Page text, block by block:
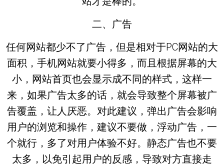
二、广告
任何网站都少不了广告，但是相对于PC网站的大
面积，手机网站就要小得多，而且根据屏幕的大
小，网站首页也会显示成不同的样式，这样一
来，如果广告太多的话，就会导致整个屏幕被广
告覆盖，让人厌恶。对此建议，弹出广告会影响
用户的浏览和操作，建议不要做，浮动广告，一
个就行，多了对用户体验不好。静态广告也不要
太多，以免引起用户的反感，导致对方直接走